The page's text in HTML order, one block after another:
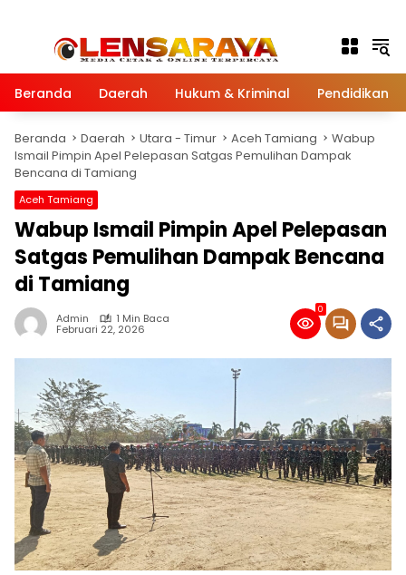
Beranda Daerah Hukum & Kriminal Pendidikan
Beranda Daerah Utara - Timur Aceh Tamiang
Wabup
Ismail Pimpin Apel Pelepasan Satgas Pemulihan Dampak
Bencana di Tamiang
Aceh Tamiang
Wabup Ismail Pimpin Apel Pelepasan
Satgas Pemulihan Dampak Bencana
di Tamiang
Admin 1 Min Baca
Februari 22, 2026
0